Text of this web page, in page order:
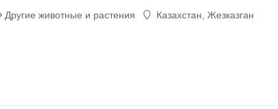
Другие животные и растения Казахстан, Жезказган